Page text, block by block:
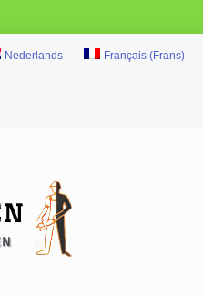
Nederlands Français (Frans)